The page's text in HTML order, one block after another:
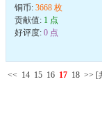
铜币: 3668 枚
贡献值: 1 点
好评度: 0 点
<< 14 15 16 17 18 >> [